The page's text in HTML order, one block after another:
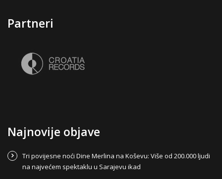
Partneri
Najnovije objave
Tri povijesne noći Dine Merlina na Koševu: Više od 200.000 ljudi
na najvećem spektaklu u Sarajevu ikad